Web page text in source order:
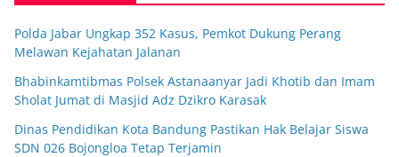
Polda Jabar Ungkap 352 Kasus, Pemkot Dukung Perang
Melawan Kejahatan Jalanan
Bhabinkamtibmas Polsek Astanaanyar Jadi Khotib dan Imam
Sholat Jumat di Masjid Adz Dzikro Karasak
Dinas Pendidikan Kota Bandung Pastikan Hak Belajar Siswa
SDN 026 Bojongloa Tetap Terjamin